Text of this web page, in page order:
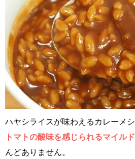
ハヤシライスが味わえるカレーメシ
トマトの酸味を感じられるマイルド
んどありません。